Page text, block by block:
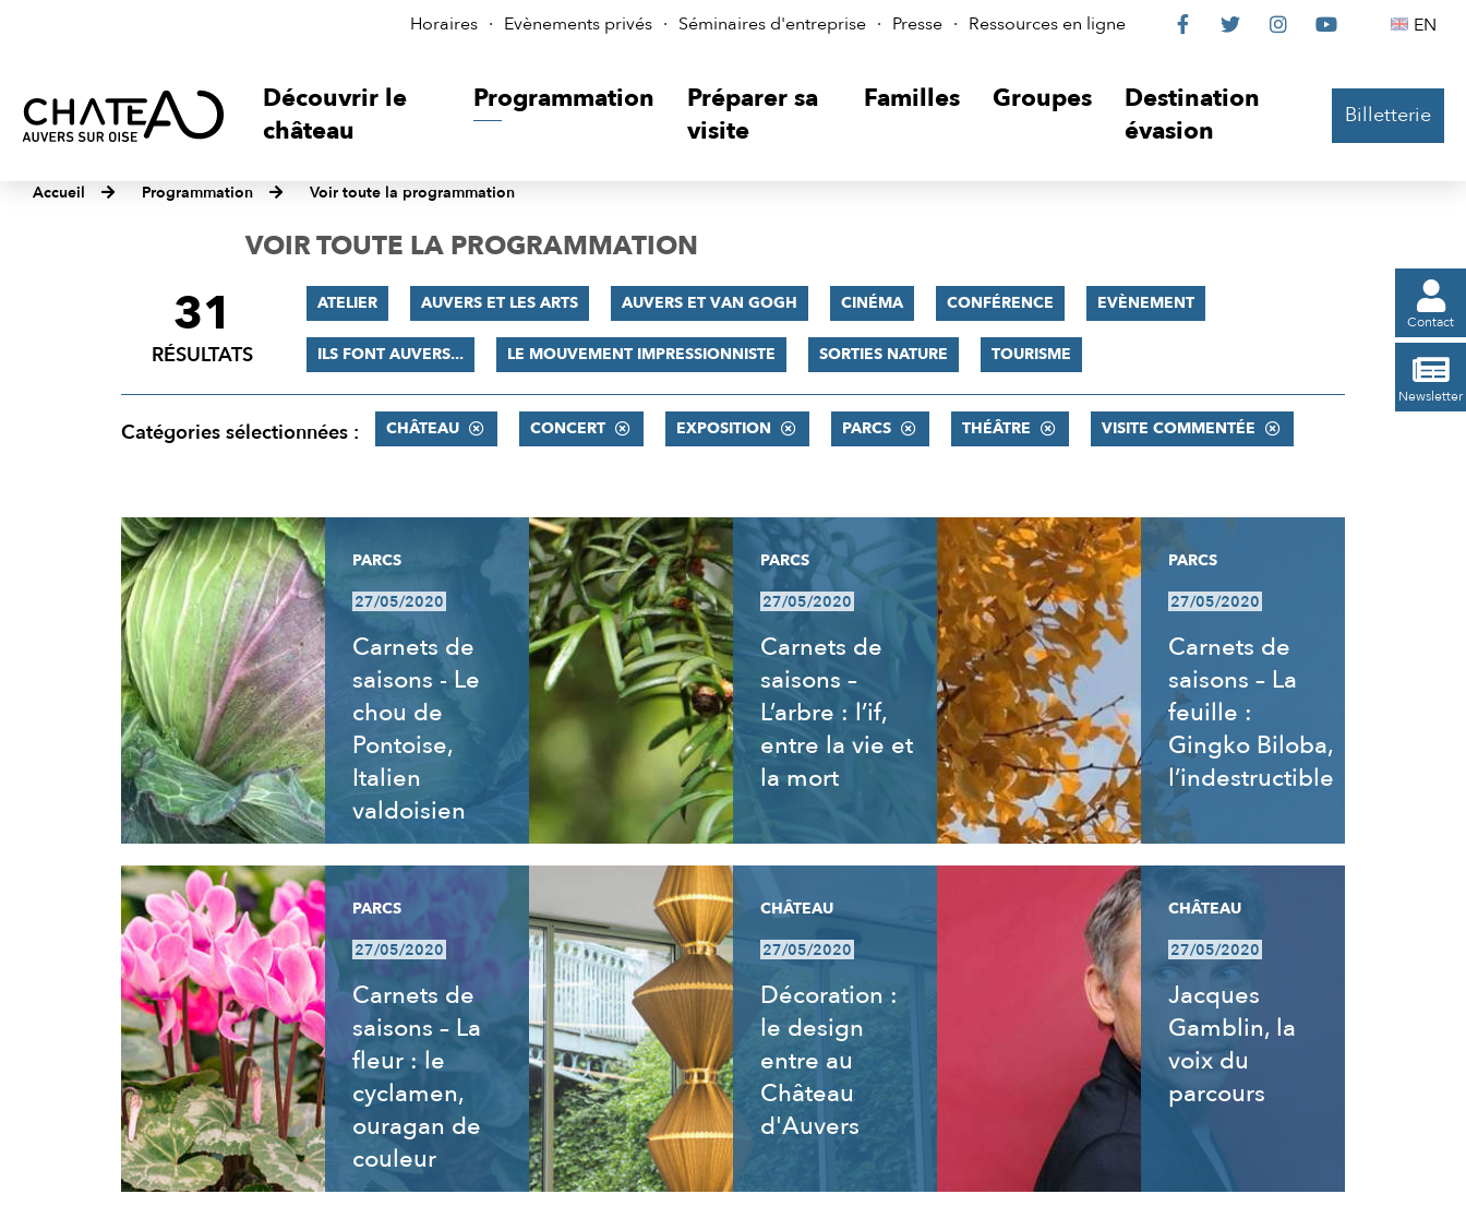
Horaires Evènements privés Séminaires d'entreprise Presse Ressources en ligne
Le
sur

Le

Le

Le
 EN
Découvrir le
château
Programmation
Préparer sa
visite
Familles Groupes
Destination
évasion
Billetterie
Accueil Programmation Voir toute la programmation

Contact

Newsletter
VOIR TOUTE LA PROGRAMMATION
FILTRER
RÉSULTATS
31
RÉSULTATS
ATELIER AUVERS ET LES ARTS AUVERS ET VAN GOGH CINÉMA CONFÉRENCE EVÈNEMENT
ILS FONT AUVERS... LE MOUVEMENT IMPRESSIONNISTE SORTIES NATURE TOURISME
Catégories sélectionnées : CHÂTEAU CONCERT EXPOSITION PARCS THÉÂTRE VISITE COMMENTÉE
RÉSULTATS
PARCS
27/05/2020
Carnets de
saisons - Le
chou de
Pontoise,
Italien
valdoisien
PARCS
27/05/2020
Carnets de
saisons –
L’arbre : l’if,
entre la vie et
la mort
PARCS
27/05/2020
Carnets de
saisons – La
feuille :
Gingko Biloba,
l’indestructible
PARCS
27/05/2020
Carnets de
saisons – La
fleur : le
cyclamen,
ouragan de
couleur
CHÂTEAU
27/05/2020
Décoration :
le design
entre au
Château
d'Auvers
CHÂTEAU
27/05/2020
Jacques
Gamblin, la
voix du
parcours